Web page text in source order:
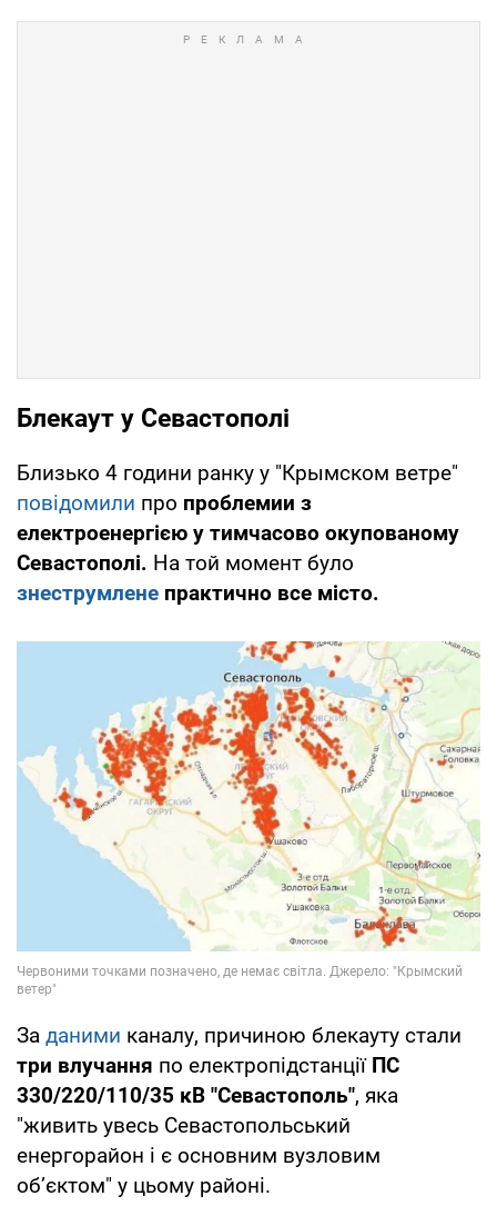
Блекаут у Севастополі
Близько 4 години ранку у "Крымском ветре"
повідомили про проблемии з
електроенергією у тимчасово окупованому
Севастополі. На той момент було
знеструмлене практично все місто.
За даними каналу, причиною блекауту стали
три влучання по електропідстанції ПС
330/220/110/35 кВ "Севастополь", яка
"живить увесь Севастопольський
енергорайон і є основним вузловим
об’єктом" у цьому районі.